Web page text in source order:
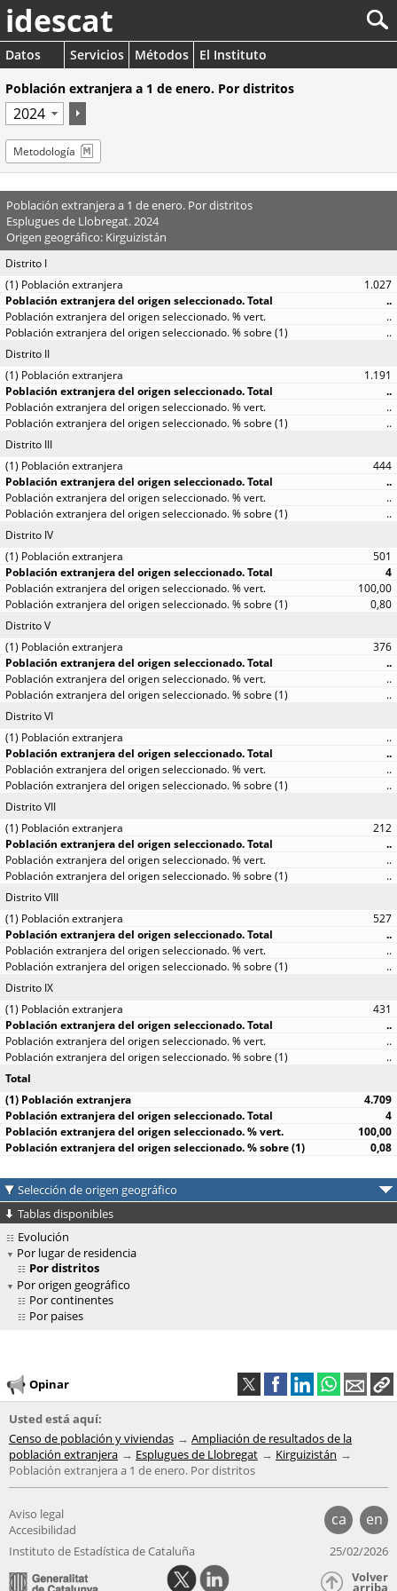
idescat
Datos Servicios Métodos
El Instituto
Población extranjera a 1 de enero. Por distritos
Metodología
Población extranjera a 1 de enero. Por distritos
Esplugues de Llobregat. 2024
Origen geográfico: Kirguizistán
Distrito I
1.027
..
..
..
Distrito II
1.191
..
..
..
Distrito III
444
..
..
..
Distrito IV
501
4
100,00
0,80
Distrito V
376
..
..
..
Distrito VI
..
..
..
..
Distrito VII
212
..
..
..
Distrito VIII
527
..
..
..
Distrito IX
431
..
..
..
Total
4.709
4
100,00
0,08
Selección de origen geográfico
Tablas disponibles
Evolución
Por lugar de residencia
Por distritos
Por origen geográfico
Por continentes
Por paises
Opinar
Usted está aquí:
Censo de población y viviendas
Ampliación de resultados de la
población extranjera
Esplugues de Llobregat
Kirguizistán
Población extranjera a 1 de enero. Por distritos
ca en
Aviso legal
Accesibilidad
Instituto de Estadística de Cataluña
25/02/2026
Volver
arriba